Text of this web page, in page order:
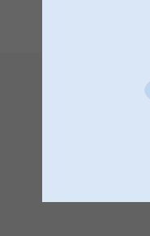
Lämmin
Mukavaa
Johanna,